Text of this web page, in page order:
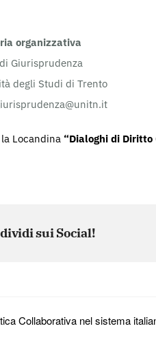
organizzativa
Giurisprudenza
degli Studi di Trento
Locandina “Dialoghi di Diritto
sui Social!
Collaborativa nel sistema